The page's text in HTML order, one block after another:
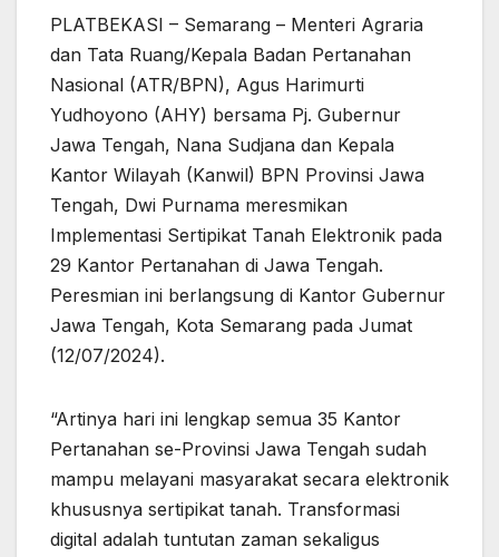
PLATBEKASI – Semarang – Menteri Agraria
dan Tata Ruang/Kepala Badan Pertanahan
Nasional (ATR/BPN), Agus Harimurti
Yudhoyono (AHY) bersama Pj. Gubernur
Jawa Tengah, Nana Sudjana dan Kepala
Kantor Wilayah (Kanwil) BPN Provinsi Jawa
Tengah, Dwi Purnama meresmikan
Implementasi Sertipikat Tanah Elektronik pada
29 Kantor Pertanahan di Jawa Tengah.
Peresmian ini berlangsung di Kantor Gubernur
Jawa Tengah, Kota Semarang pada Jumat
(12/07/2024).
“Artinya hari ini lengkap semua 35 Kantor
Pertanahan se-Provinsi Jawa Tengah sudah
mampu melayani masyarakat secara elektronik
khususnya sertipikat tanah. Transformasi
digital adalah tuntutan zaman sekaligus